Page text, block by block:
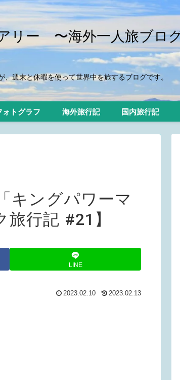
リー 〜海外一人旅ブロ
、週末と休暇を使って世界中を旅するブログです。
ォトグラフ 海外旅行記 国内旅行記
キングパワーマ
行記 #21】
LINE
2023.02.10 2023.02.13